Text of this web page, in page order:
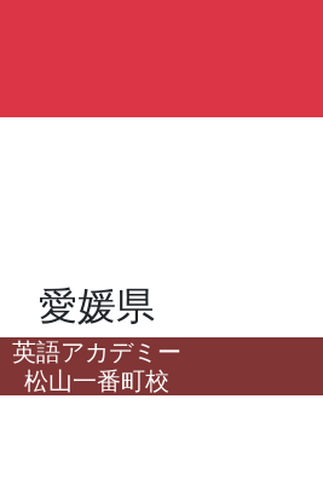
愛媛県
英語アカデミー
松山一番町校